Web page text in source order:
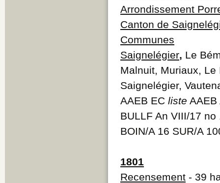
Arrondissement
Canton de
Communes
Saignelégier, Le
Malnuit, Muriaux,
Saignelégier,
AAEB EC liste AAEB
BULLF An VIII/17 no
BOIN/A 16 SUR/A
1801
Recensement - 39